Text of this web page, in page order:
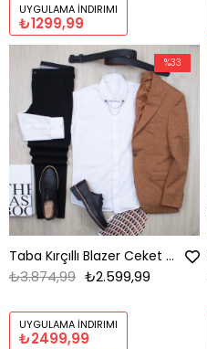
UYGULAMA İNDIRIMI
₺1299,99
Taba Kırçıllı Blazer Ceket Gömlek Pantolon Ayakkabı Kombin
₺2.599,99
₺3.874,99
UYGULAMA İNDIRIMI
₺2499,99
%33